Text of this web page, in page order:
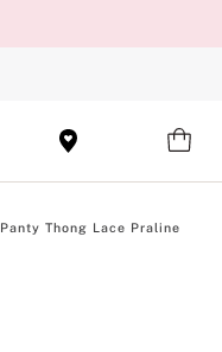
Panty Thong Lace Praline